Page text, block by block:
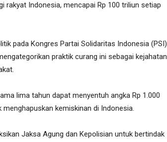
rakyat Indonesia, mencapai Rp 100 triliun setiap
pada Kongres Partai Solidaritas Indonesia (PSI)
praktik curang ini sebagai kejahatan
lima tahun dapat menyentuh angka Rp 1.000
kemiskinan di Indonesia.
Jaksa Agung dan Kepolisian untuk bertindak